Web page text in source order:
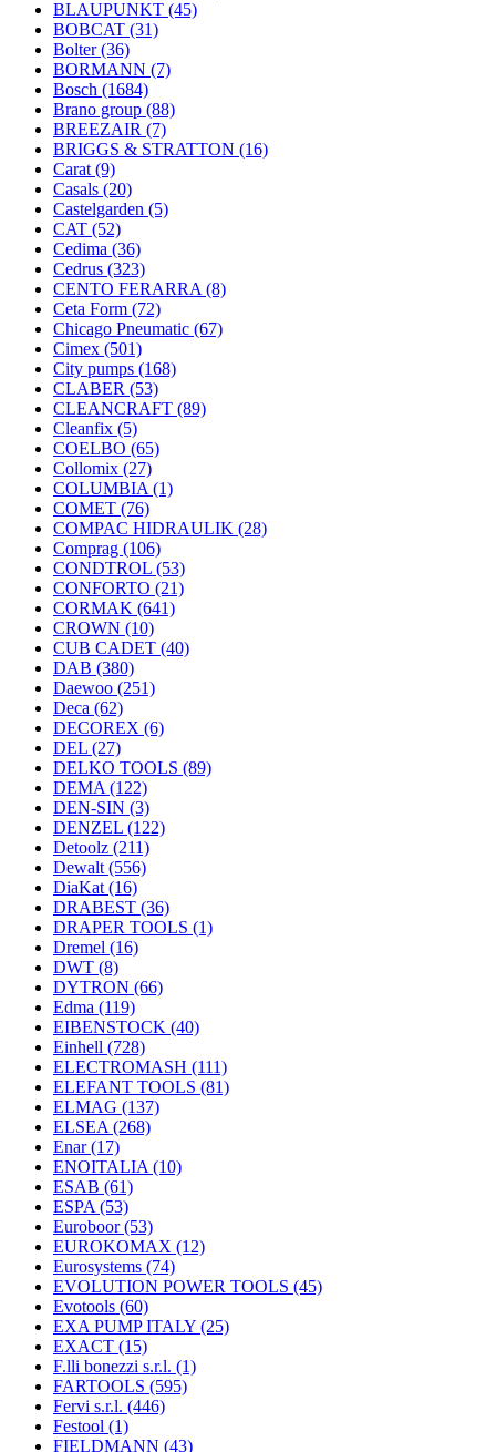
BLAUPUNKT (45)
BOBCAT (31)
Bolter(36)
BORMANN (7)
Bosch (1684)
Brano group (88)
BREEZAIR (7)
BRIGGS & STRATTON (16)
Carat (9)
Casals (20)
Castelgarden (5)
CAT (52)
Cedima (36)
Cedrus (323)
CENTO FERARRA (8)
Ceta Form (72)
Chicago Pneumatic (67)
Cimex (501)
City pumps (168)
CLABER (53)
CLEANCRAFT (89)
Cleanfix (5)
COELBO (65)
Collomix (27)
COLUMBIA (1)
COMET (76)
COMPAC HIDRAULIK (28)
Comprag (106)
CONDTROL (53)
CONFORTO (21)
CORMAK (641)
CROWN (10)
CUB CADET (40)
DAB (380)
Daewoo (251)
Deca (62)
DECOREX (6)
DEL (27)
DELKO TOOLS (89)
DEMA (122)
DEN-SIN (3)
DENZEL (122)
Detoolz (211)
Dewalt (556)
DiaKat (16)
DRABEST (36)
DRAPER TOOLS (1)
Dremel (16)
DWT (8)
DYTRON (66)
Edma (119)
EIBENSTOCK (40)
Einhell (728)
ELECTROMASH (111)
ELEFANT TOOLS (81)
ELMAG (137)
ELSEA (268)
Enar(17)
ENOITALIA (10)
ESAB (61)
ESPA (53)
Euroboor(53)
EUROKOMAX (12)
Eurosystems (74)
EVOLUTION POWER TOOLS (45)
Evotools (60)
EXA PUMP ITALY (25)
EXACT (15)
F.lli bonezzi s.r.l. (1)
FARTOOLS (595)
Fervi s.r.l. (446)
Festool (1)
FIELDMANN (43)